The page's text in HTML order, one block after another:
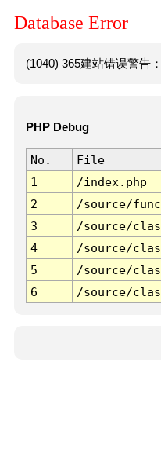
Database Error
(1040) 365建站错误警告
PHP Debug
No. File
1
/index.php
2
/source/
3
/source/
4
/source/
5
/source/
6
/source/